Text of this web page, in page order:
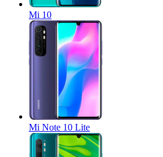
Mi 10
Mi Note 10 Lite